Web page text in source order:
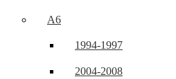
A6
1994-1997
2004-2008